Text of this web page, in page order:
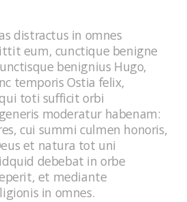
distractus in omnes
eum, cunctique benigne
benignius Hugo,
temporis Ostia felix,
toti sufficit orbi
moderatur habenam:
cui summi culmen honoris,
et natura tot uni
debebat in orbe
et mediante
in omnes.